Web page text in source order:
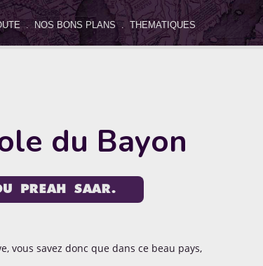
. NOS BONS PLANS. THEMATIQUES
Les Balloons Les ONG No Comment
Thématiques
du Bayon
PREAH SAAR.
vous savez donc que dans ce beau pays,